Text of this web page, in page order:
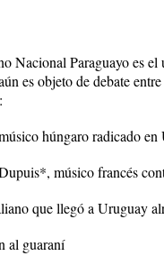
Nacional Paraguayo es
es objeto de debate
húngaro radicado en
músico francés
que llegó a Uruguay
al guaraní